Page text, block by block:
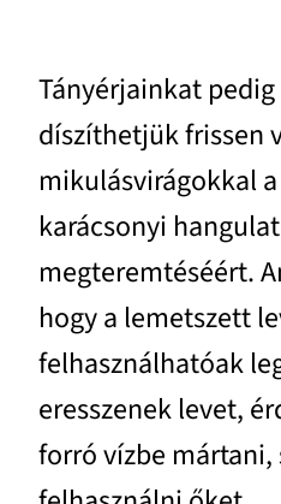
Tányérjainkat
díszíthetjük frissen
mikulásvirágokkal
karácsonyi hangulat
megteremtéséért.
hogy a lemetszett
felhasználhatóak
eresszenek levet,
forró vízbe mártani,